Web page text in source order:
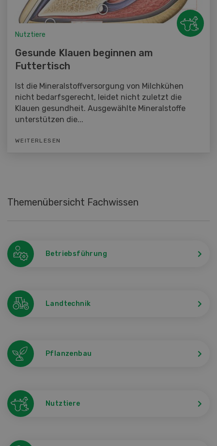
Nutztiere
Gesunde Klauen beginnen am
Futtertisch
Ist die Mineralstoffversorgung von Milchkühen
nicht bedarfsgerecht, leidet nicht zuletzt die
Klauen gesundheit. Ausgewählte Mineralstoffe
unterstützen die...
WEITERLESEN
Themenübersicht Fachwissen
Betriebsführung
Landtechnik
Pflanzenbau
Nutztiere